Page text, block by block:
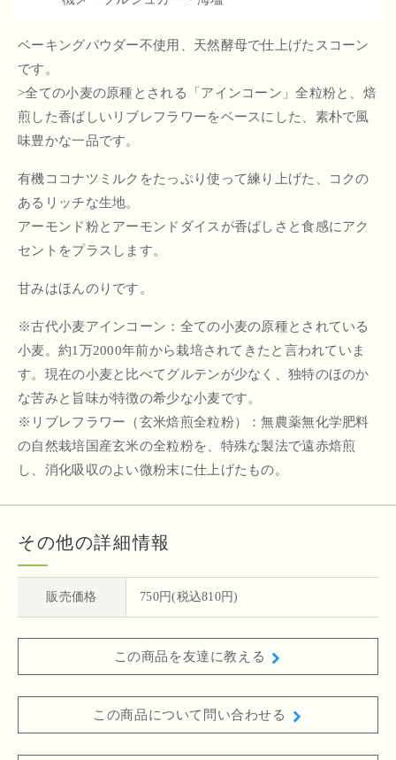
ベーキングパウダー不使用、天然酵母で仕上げたスコーン
です。
>全ての小麦の原種とされる「アインコーン」全粒粉と、焙
煎した香ばしいリブレフラワーをベースにした、素朴で風
味豊かな一品です。
有機ココナツミルクをたっぷり使って練り上げた、コクの
あるリッチな生地。
アーモンド粉とアーモンドダイスが香ばしさと食感にアク
セントをプラスします。
甘みはほんのりです。
※古代小麦アインコーン：全ての小麦の原種とされている
小麦。約1万2000年前から栽培されてきたと言われていま
す。現在の小麦と比べてグルテンが少なく、独特のほのか
な苦みと旨味が特徴の希少な小麦です。
※リブレフラワー（玄米焙煎全粒粉）：無農薬無化学肥料
の自然栽培国産玄米の全粒粉を、特殊な製法で遠赤焙煎
し、消化吸収のよい微粉末に仕上げたもの。
その他の詳細情報
販売価格 750円(税込810円)
この商品を友達に教える
この商品について問い合わせる